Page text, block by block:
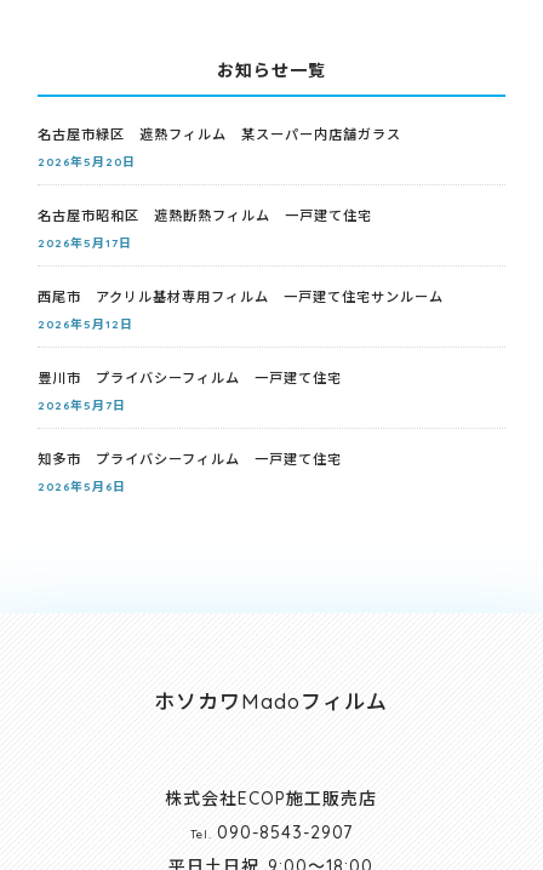
お知らせ一覧
名古屋市緑区 遮熱フィルム 某スーパー内店舗ガラス
2026年5月20日
名古屋市昭和区 遮熱断熱フィルム 一戸建て住宅
2026年5月17日
西尾市 アクリル基材専用フィルム 一戸建て住宅サンルーム
2026年5月12日
豊川市 プライバシーフィルム 一戸建て住宅
2026年5月7日
知多市 プライバシーフィルム 一戸建て住宅
2026年5月6日
ホソカワMadoフィルム
株式会社ECOP施工販売店
Tel.
090-8543-2907